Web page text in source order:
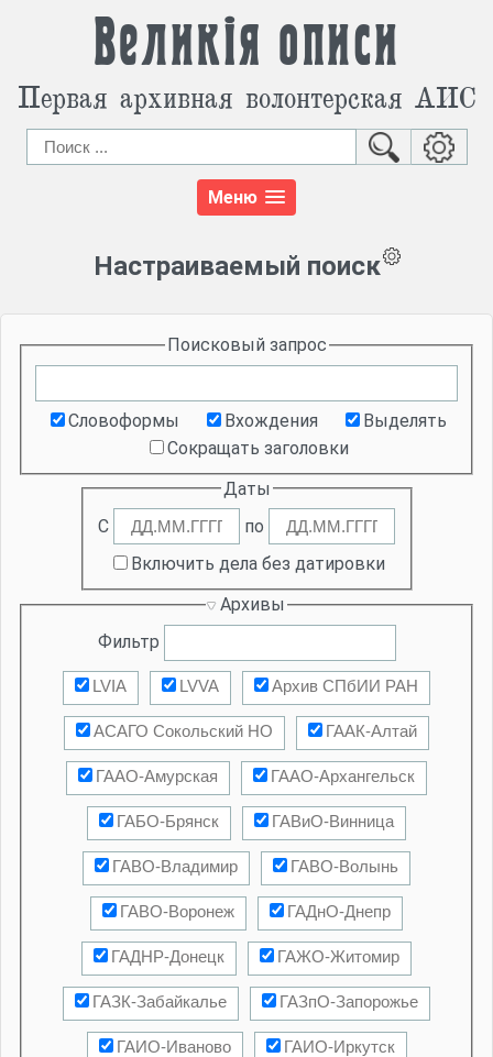
Великія описи
Первая архивная волонтерская АИС
Меню
Настраиваемый поиск
Поисковый запрос
Словоформы Вхождения
Выделять
Сокращать заголовки
Даты
С
по
Включить дела без датировки
Архивы
Фильтр
LVIA LVVA Архив СПбИИ РАН
АСАГО Сокольский НО ГААК-Алтай
ГААО-Амурская ГААО-Архангельск
ГАБО-Брянск ГАВиО-Винница
ГАВО-Владимир ГАВО-Волынь
ГАВО-Воронеж ГАДнО-Днепр
ГАДНР-Донецк ГАЖО-Житомир
ГАЗК-Забайкалье ГАЗпО-Запорожье
ГАИО-Иваново ГАИО-Иркутск